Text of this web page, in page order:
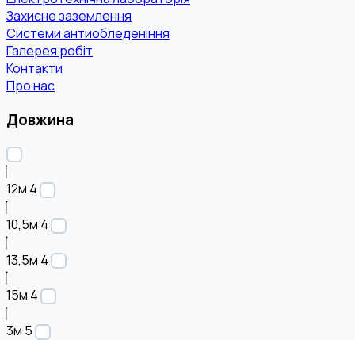
Захисне заземлення
Системи антиобледеніння
Галерея робіт
Контакти
Про нас
Довжина
12м 4
10,5м 4
13,5м 4
15м 4
3м 5